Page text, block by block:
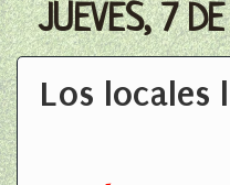
JUEVES, 7
Los locales